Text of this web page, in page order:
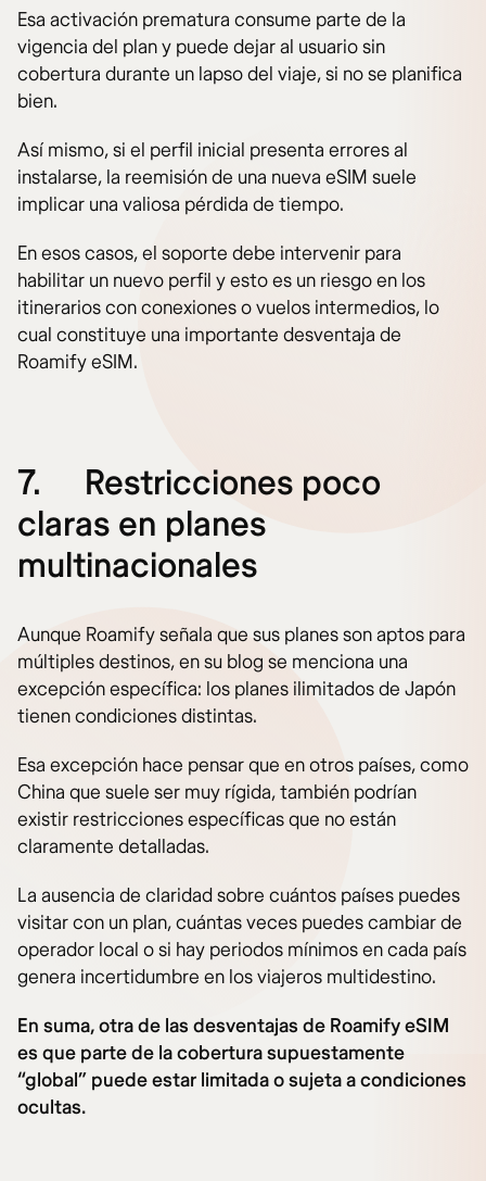
Esa activación prematura consume parte de la
vigencia del plan y puede dejar al usuario sin
cobertura durante un lapso del viaje, si no se planifica
bien.
Así mismo, si el perfil inicial presenta errores al
instalarse, la reemisión de una nueva eSIM suele
implicar una valiosa pérdida de tiempo.
En esos casos, el soporte debe intervenir para
habilitar un nuevo perfil y esto es un riesgo en los
itinerarios con conexiones o vuelos intermedios, lo
cual constituye una importante desventaja de
Roamify eSIM.
7.
Restricciones poco
claras en planes
multinacionales
Aunque Roamify señala que sus planes son aptos para
múltiples destinos, en su blog se menciona una
excepción específica: los planes ilimitados de Japón
tienen condiciones distintas.
Esa excepción hace pensar que en otros países, como
China que suele ser muy rígida, también podrían
existir restricciones específicas que no están
claramente detalladas.
La ausencia de claridad sobre cuántos países puedes
visitar con un plan, cuántas veces puedes cambiar de
operador local o si hay periodos mínimos en cada país
genera incertidumbre en los viajeros multidestino.
En suma, otra de las desventajas de Roamify eSIM
es que parte de la cobertura supuestamente
“global” puede estar limitada o sujeta a condiciones
ocultas.